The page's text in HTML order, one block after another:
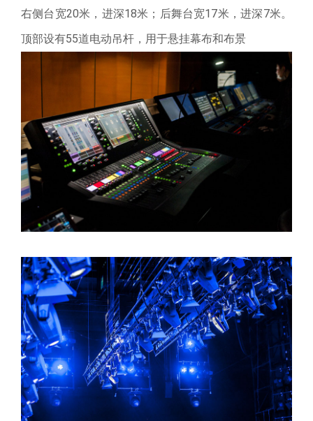
右侧台宽20米，进深18米；后舞台宽17米，进深7米。
顶部设有55道电动吊杆，用于悬挂幕布和布景